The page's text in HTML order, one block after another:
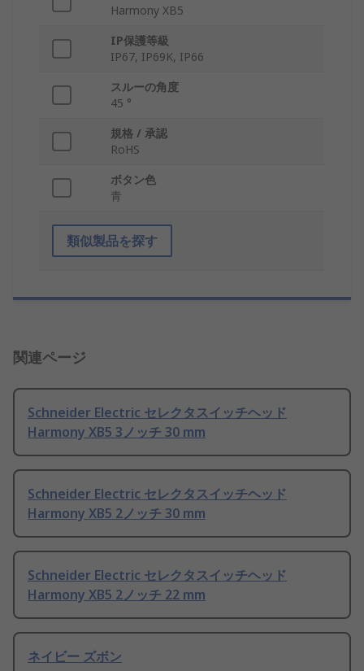
Harmony XB5
IP保護等級
IP67, IP69K, IP66
スルーの角度
45 °
規格 / 承認
RoHS
ボタン色
青
類似製品を探す
関連ページ
Schneider Electric セレクタスイッチヘッド
Harmony XB5 3ノッチ 30 mm
Schneider Electric セレクタスイッチヘッド
Harmony XB5 2ノッチ 30 mm
Schneider Electric セレクタスイッチヘッド
Harmony XB5 2ノッチ 22 mm
ネイビー ズボン